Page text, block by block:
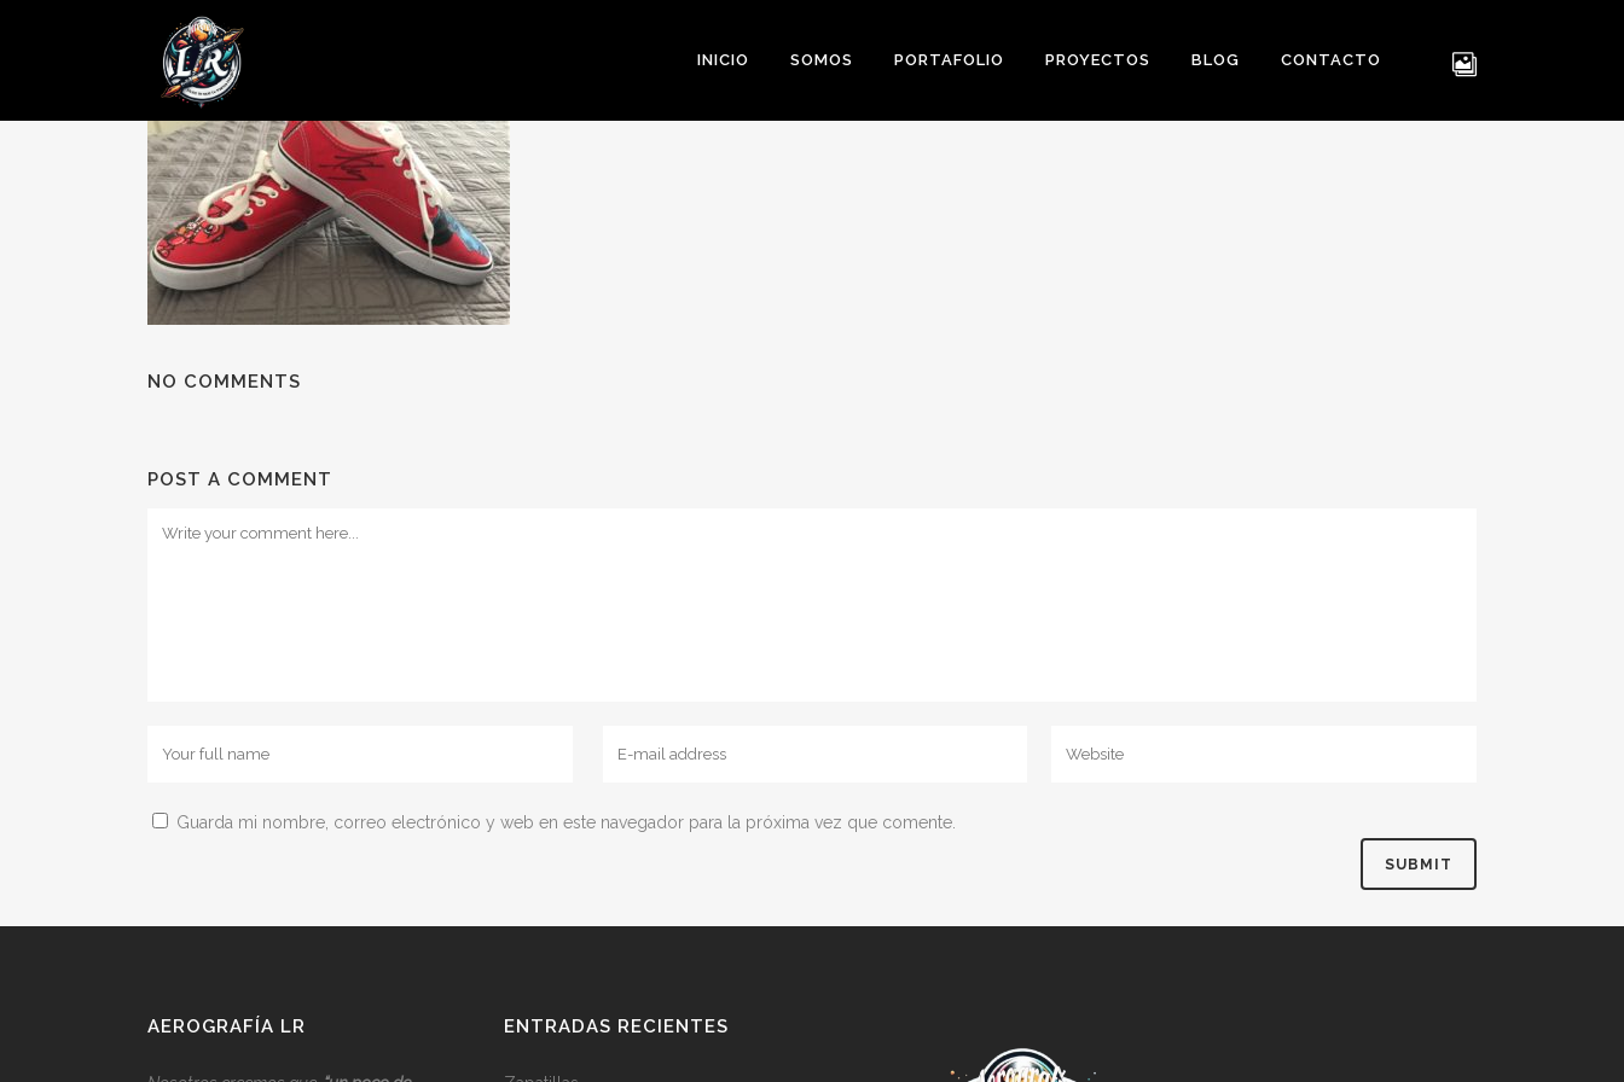
INICIO SOMOS PORTAFOLIO PROYECTOS BLOG CONTACTO
24 OCT
Posted at 10:03h
NO COMMENTS
POST A COMMENT
Guarda mi nombre, correo electrónico y web en este navegador para la próxima vez que comente.
AEROGRAFÍA LR ENTRADAS RECIENTES